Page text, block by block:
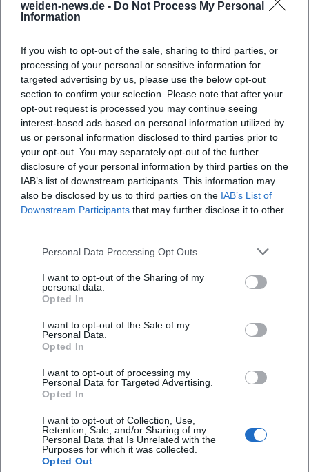
weiden-news.de - Do Not Process My Personal
Information
If you wish to opt-out of the sale, sharing to third parties, or
processing of your personal or sensitive information for
targeted advertising by us, please use the below opt-out
section to confirm your selection. Please note that after your
opt-out request is processed you may continue seeing
interest-based ads based on personal information utilized by
us or personal information disclosed to third parties prior to
your opt-out. You may separately opt-out of the further
disclosure of your personal information by third parties on the
IAB’s list of downstream participants. This information may
also be disclosed by us to third parties on the IAB’s List of
Downstream Participants that may further disclose it to other
Personal Data Processing Opt Outs
I want to opt-out of the Sharing of my
personal data.
Opted In
I want to opt-out of the Sale of my
Personal Data.
Opted In
I want to opt-out of processing my
Personal Data for Targeted Advertising.
Opted In
I want to opt-out of Collection, Use,
Retention, Sale, and/or Sharing of my
Personal Data that Is Unrelated with the
Purposes for which it was collected.
Opted Out
Würfelökonomie und Worker-Placement, die klare
Queensdale wird handwerklich solide attestiert, aber als
familiennahes Legacy-Spiel jenseits der Expertenerwartung
gelesen. Dieser kritische Diskurs zeigt die Vielseitigkeit der
Brands: Sie komponieren nicht nur für einen Stil, sondern
modulieren Genre, Anspruch und Zielgruppe je nach
Produktionsästhetik, Regel-Design und künstlerische
Handschrift
Die Expertise des Duos zeigt sich in klarem Regeltext,
didaktisch sauberer Einführung, strukturierten Kapitel-
oder Rätselverläufen und stimmiger Materialdramaturgie.
In der Produktion setzen sie mit Verlagen wie KOSMOS,
Eggertspiele/Pegasus, HUCH!, Drei Magier oder
und Qualitätskontrolle auf hohem Niveau sichern. Ihr
Arrangement bevorzugt leicht lesbare Symbolik, modulare
Stilanalyse kristallisieren sich drei Konstanten: narrative
Rahmung als Motivationsmotor, mechanische Kernidee
„Aha“-Effekt der Regel- oder Rätselkomposition.
Kultureller Einfluss: Von der Szene in den Mainstream
an einem Tisch – ein kultureller Wert, der gerade in Zeiten
digitaler Fragmentierung Resonanz erzeugt. Die EXIT-
Reihe beschleunigte den Escape-Room-Trend im Zuhause-